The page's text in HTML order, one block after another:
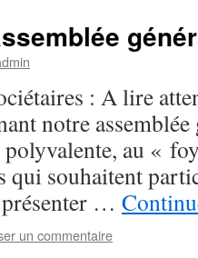
: A lire
notre
au «
qui souhaitent
…
un commentaire